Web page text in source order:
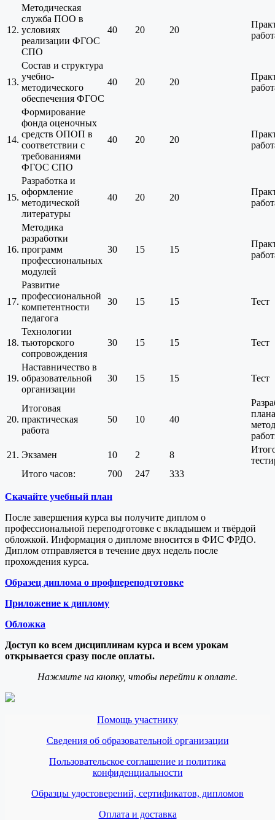
12.
Методическая
служба ПОО в
условиях
реализации ФГОС
СПО
40 20 20
13.
Состав и структура
учебно-
методического
обеспечения ФГОС
40 20 20
14.
Формирование
фонда оценочных
средств ОПОП в
соответствии с
требованиями
ФГОС СПО
40 20 20
15.
Разработка и
оформление
методической
литературы
40 20 20
16.
Методика
разработки
программ
профессиональных
модулей
30 15 15
17.
Развитие
профессиональной
компетентности
педагога
30 15 15 Тест
18.
Технологии
тьюторского
сопровождения
30 15 15 Тест
19.
Наставничество в
образовательной
организации
30 15 15 Тест
20.
Итоговая
практическая
работа
50 10 40
плана
21. Экзамен 10 2 8
Итого часов:
700 247 333
Скачайте учебный план
После завершения курса вы получите диплом о
профессиональной переподготовке с вкладышем и твёрдой
обложкой. Информация о дипломе вносится в ФИС ФРДО.
Диплом отправляется в течение двух недель после
прохождения курса.
Образец диплома о профпереподготовке
Приложение к диплому
Обложка
Доступ ко всем дисциплинам курса и всем урокам
открывается сразу после оплаты.
Нажмите на кнопку, чтобы перейти к оплате.
Помощь участнику
Сведения об образовательной организации
Пользовательское соглашение и политика
конфиденциальности
Образцы удостоверений, сертификатов, дипломов
Оплата и доставка